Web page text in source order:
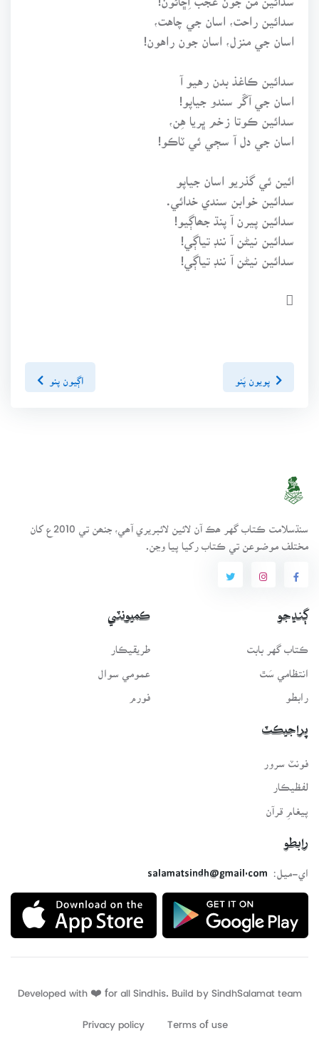
سدائين راحت، اسان جي چاهت،
اسان جي منزل، اسان جون راهون!
سدائين ڪاغذ بدن رهيو آ
اسان جي آڱر سندو جياپو!
سدائين ڪوتا زخم ڀريا هِن،
اسان جي دل آ سڄي ئي ٽاڪو!
ائين ئي گذريو اسان جياپو
سدائين خوابن سندي خدائي.
سدائين پيرن آ پنڌ جھاڳيو!
سدائين نيڻن آ ننڊ تياڳي!
سدائين نيڻن آ ننڊ تياڳي!

پويون پَنو اڳيون پنو
سنڌسلامت ڪتاب گهر ھڪ آن لائين لائبريري آھي، جنھن تي 2010ع کان
مختلف موضوعن تي ڪتاب رکيا پيا وڃن.
ڳنڍجو
ڪتاب گهر بابت
انتظامي سَٿ
رابطو
ڪميونٽي
طريقيڪار
عمومي سوال
فورم
پراجيڪٽ
لفظيڪار
پيغامِ قرآن
رابطو
اي-ميل:
salamatsindh@gmail.com
Developed with ❤️ for all Sindhis. Build by
Terms of use